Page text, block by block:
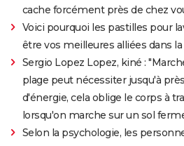
cache forcément près de chez
Voici pourquoi les pastilles pour
être vos meilleures alliées dans
Sergio Lopez Lopez, kiné :
plage peut nécessiter jusqu'à
d'énergie, cela oblige le corps à
lorsqu'on marche sur un sol
Selon la psychologie, les